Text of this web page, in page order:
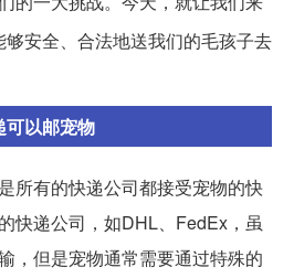
够安全、合法地送我们的毛孩子去
可以邮宠物
所有的快递公司都接受宠物的快
快递公司，如DHL、FedEx，虽
，但是宠物通常需要通过特殊的